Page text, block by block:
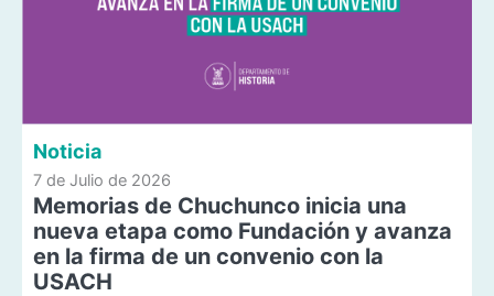
Noticia
7 de Julio de 2026
Memorias de Chuchunco inicia una
nueva etapa como Fundación y avanza
en la firma de un convenio con la
USACH